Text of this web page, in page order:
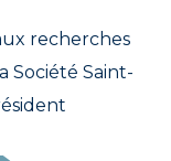
recherches
Société Saint-